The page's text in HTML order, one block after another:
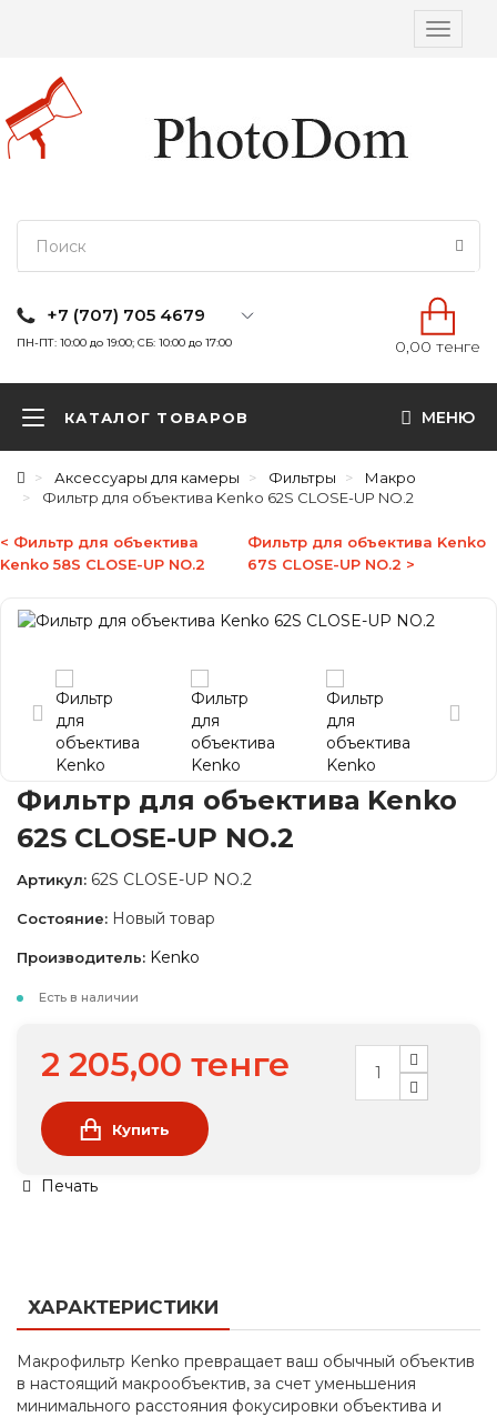
Вкл/
+7 (707) 705 4679
ПН-ПТ: 10:00 до 19:00; СБ: 10:00 до 17:00 0,00 тенге
КАТАЛОГ ТОВАРОВ МЕНЮ
Аксессуары для камеры Фильтры
Макро
Фильтр для объектива Kenko 62S CLOSE-UP NO.2
< Фильтр для объектива
Kenko 58S CLOSE-UP NO.2
Фильтр для объектива Kenko
67S CLOSE-UP NO.2 >
Фильтр для объектива Kenko
62S CLOSE-UP NO.2
Артикул: 62S CLOSE-UP NO.2
Состояние: Новый товар
Производитель: Kenko
Есть в наличии
2 205,00 тенге
Купить
Печать
ХАРАКТЕРИСТИКИ
Макрофильтр Kenko превращает ваш обычный объектив
в настоящий макрообъектив, за счет уменьшения
минимального расстояния фокусировки объектива и